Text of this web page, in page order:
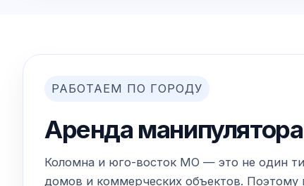
РАБОТАЕМ ПО ГОРОДУ
Аренда
Коломна и юго-восток МО — это не один
домов и коммерческих объектов. Поэтому